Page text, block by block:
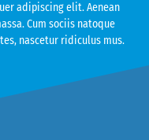
adipiscing elit. Aenean
Cum sociis natoque
nascetur ridiculus mus.